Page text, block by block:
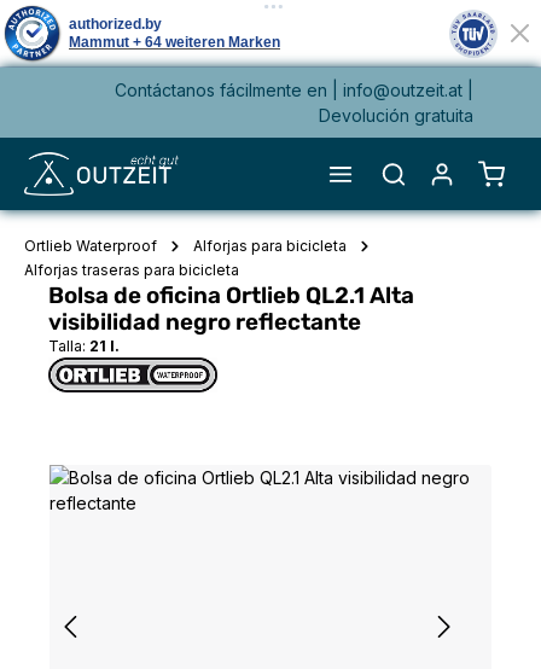
principalContáctanos fácilmente en | info@outzeit.at
Devolución gratuita
El
Ortlieb Waterproof
Alforjas para bicicleta
Alforjas traseras para bicicleta
Bolsa de oficina Ortlieb QL2.1 Alta
visibilidad negro reflectante
Talla: 21 l.
Omitir galería de imágenes